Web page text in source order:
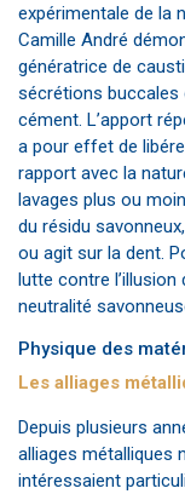
expérimentale de la
Camille André
génératrice de
sécrétions buccales
cément. L’apport
a pour effet de
rapport avec la
lavages plus ou
du résidu
ou agit sur la dent.
lutte contre
neutralité
Physique des
Les alliages
Depuis plusieurs
alliages métalliques
intéressaient